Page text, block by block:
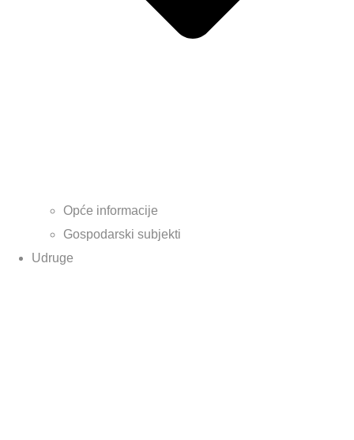
Opće informacije
Gospodarski subjekti
Udruge